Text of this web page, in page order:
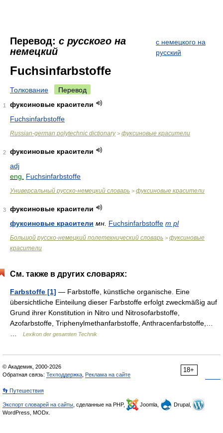
Перевод: с русского на
немецкий
с немецкого на
русский
Fuchsinfarbstoffe
Толкование Перевод
1
фуксиновые красители
Fuchsinfarbstoffe
Russian-german polytechnic dictionary> фуксиновые красители
2
фуксиновые красители
adj
eng.
Fuchsinfarbstoffe
Универсальный русско-немецкий словарь > фуксиновые красители
3
фуксиновые красители
фуксиновые красители мн. Fuchsinfarbstoffe m pl
Большой русско-немецкий полетехнический словарь > фуксиновые
красители
См. также в других словарях:
Farbstoffe [1] — Farbstoffe, künstliche organische. Eine
übersichtliche Einteilung dieser Farbstoffe erfolgt zweckmäßig auf
Grund ihrer Konstitution in Nitro und Nitrosofarbstoffe,
Azofarbstoffe, Triphenylmethanfarbstoffe, Anthracenfarbstoffe,…
Lexikon der gesamten Technik
18+
© Академик, 2000-2026
Обратная связь: Техподдержка Реклама на сайте
👣 Путешествия
Экспорт словарей на сайты , сделанные на PHP, Joomla,
Drupal,
WordPress, MODx.